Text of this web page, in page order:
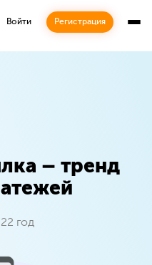
Войти Регистрация
– тренд
год